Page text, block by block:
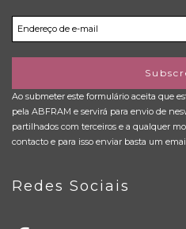
Ao submeter este formulário aceita que
pela ABFRAM e servirá para envio de
partilhados com terceiros e a qualquer
contacto e para isso enviar basta um
Redes Sociais